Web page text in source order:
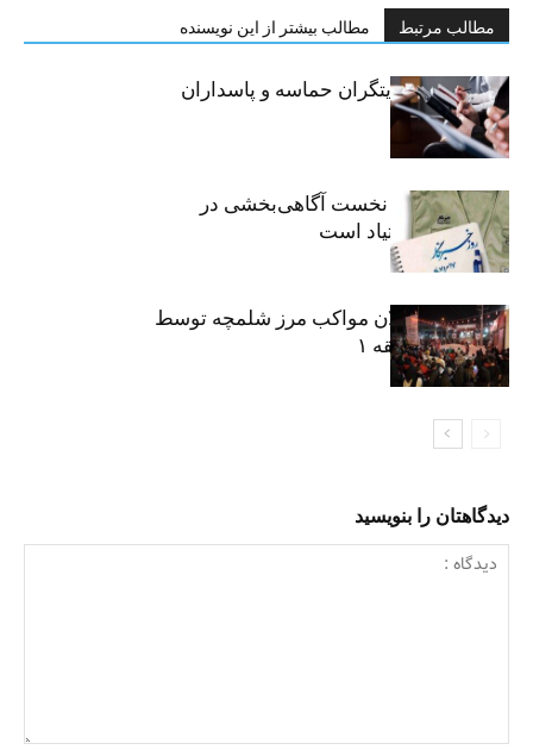
مطالب مرتبط مطالب بیشتر از این نویسنده
خبرنگاران، روایتگران حماسه و پاسداران
حقیقت
«رسانه» سنگر نخست آگاهی‌بخشی در
پیشگیری از اعتیاد است
نکوداشت فعالان مواکب مرز شلمچه توسط
شهرداری منطقه ۱
دیدگاهتان را بنویسید